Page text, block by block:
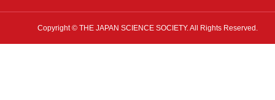
Copyright © THE JAPAN SCIENCE SOCIETY. All Rights Reserved.